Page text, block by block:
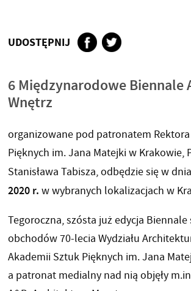
UDOSTĘPNIJ
6 Międzynarodowe
Wnętrz
organizowane pod patronatem
Pięknych im. Jana Matejki w Krakowie,
Stanisława Tabisza, odbędzie się w
2020 r. w wybranych lokalizacjach w
Tegoroczna, szósta już edycja
obchodów 70-lecia Wydziału
Akademii Sztuk Pięknych im. Jana
a patronat medialny nad nią objęły